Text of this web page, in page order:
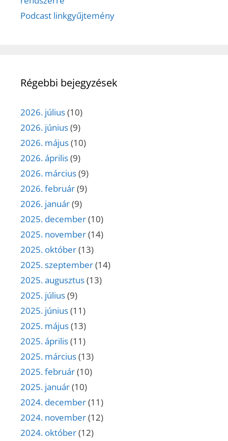
Podcast linkgyűjtemény
Régebbi bejegyzések
2026. július(10)
2026. június(9)
2026. május(10)
2026. április(9)
2026. március(9)
2026. február(9)
2026. január(9)
2025. december(10)
2025. november(14)
2025. október(13)
2025. szeptember(14)
2025. augusztus(13)
2025. július(9)
2025. június(11)
2025. május(13)
2025. április(11)
2025. március(13)
2025. február(10)
2025. január(10)
2024. december(11)
2024. november(12)
2024. október(12)